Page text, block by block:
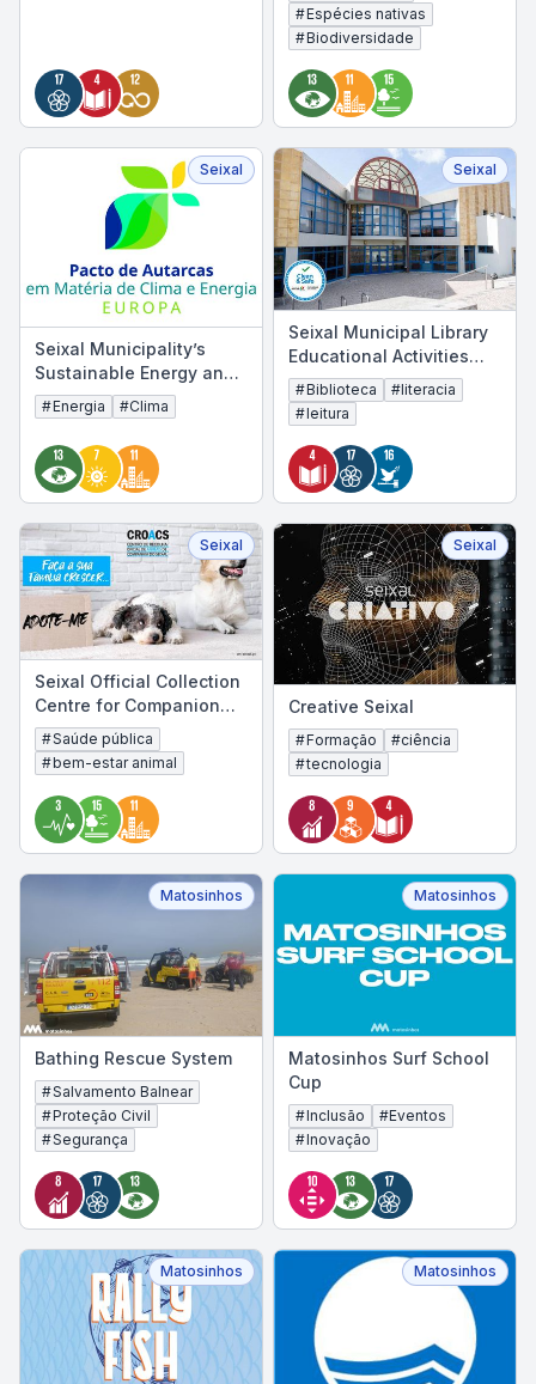
#Espécies nativas
#Biodiversidade
Seixal
Seixal Municipality’s
Sustainable Energy and
Climate Action Plan
(SECAP)
#Energia #Clima
Seixal
Seixal Municipal Library
Educational Activities
Programme
#Biblioteca #literacia
#leitura
Seixal
Seixal Official Collection
Centre for Companion
Animals (CROACS)
#Saúde pública
#bem-estar animal
Seixal
Creative Seixal
#Formação #ciência
#tecnologia
Matosinhos
Bathing Rescue System
#Salvamento Balnear
#Proteção Civil
#Segurança
Matosinhos
Matosinhos Surf School
Cup
#Inclusão #Eventos
#Inovação
Matosinhos Matosinhos